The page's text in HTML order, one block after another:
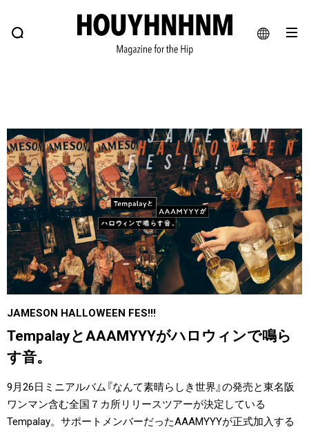
BLOG SNAP
#注目のタグ
#SHOPPING ADDICT #憧れの逸品
#ESSENTIAL DESIGNS #古着サミット
#NEW VINTAGE #マイナーグッド図鑑
#路地裏てぃーん。 #MONTHLY JOURNAL
#GH 銘品の所以 #フイナムのYouTube
#Commune H #FOCUS IT #AH.H
#ととけん #FASHION #MUSIC #MOVIE
#LIFESTYLE #SNEAKER
#SPORTS #HANDSOME HANDBOOK
JAMESON HALLOWEEN FES!!!
TempalayとAAAMYYYがハロウィンで鳴ら
す音。
9月26日ミニアルバム『なんて素晴らしき世界』の発売と東名阪
ワンマン含む全国７カ所リリースツアーが決定している
Tempalay。サポートメンバーだったAAAMYYYが正式加入する